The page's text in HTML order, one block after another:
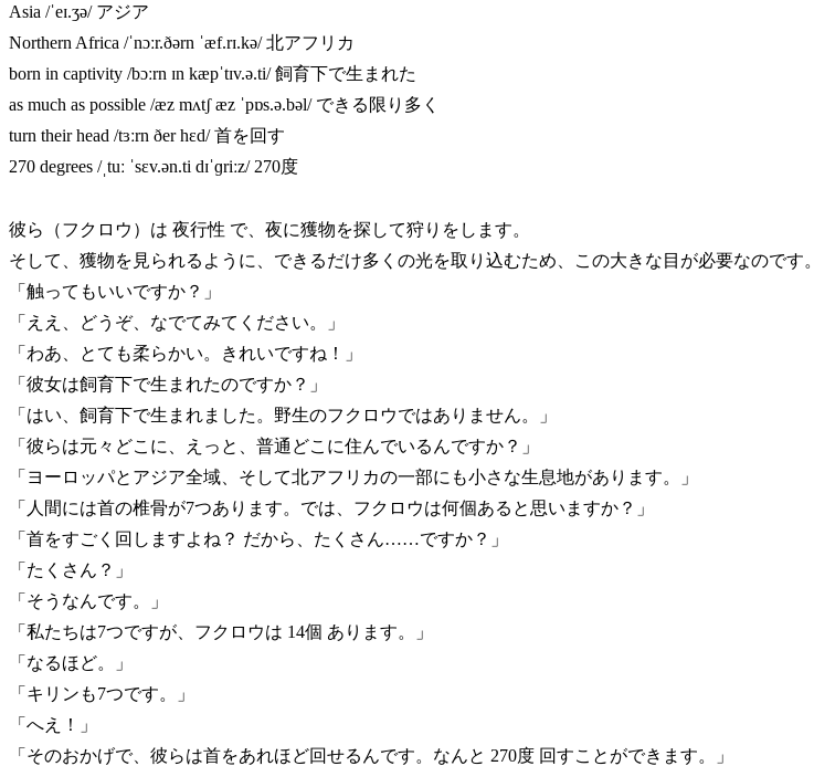
Asia /ˈeɪ.ʒə/ アジア
Northern Africa /ˈnɔːr.ðərn ˈæf.rɪ.kə/ 北アフリカ
born in captivity /bɔːrn ɪn kæpˈtɪv.ə.ti/ 飼育下で生まれた
as much as possible /æz mʌtʃ æz ˈpɒs.ə.bəl/ できる限り多く
turn their head /tɜːrn ðer hɛd/ 首を回す
270 degrees /ˌtuː ˈsɛv.ən.ti dɪˈɡriːz/ 270度
彼ら（フクロウ）は 夜行性 で、夜に獲物を探して狩りをします。
そして、獲物を見られるように、できるだけ多くの光を取り込むため、この大きな目が必要なのです。
「触ってもいいですか？」
「ええ、どうぞ、なでてみてください。」
「わあ、とても柔らかい。きれいですね！」
「彼女は飼育下で生まれたのですか？」
「はい、飼育下で生まれました。野生のフクロウではありません。」
「彼らは元々どこに、えっと、普通どこに住んでいるんですか？」
「ヨーロッパとアジア全域、そして北アフリカの一部にも小さな生息地があります。」
「人間には首の椎骨が7つあります。では、フクロウは何個あると思いますか？」
「首をすごく回しますよね？ だから、たくさん……ですか？」
「たくさん？」
「そうなんです。」
「私たちは7つですが、フクロウは 14個 あります。」
「なるほど。」
「キリンも7つです。」
「へえ！」
「そのおかげで、彼らは首をあれほど回せるんです。なんと 270度 回すことができます。」